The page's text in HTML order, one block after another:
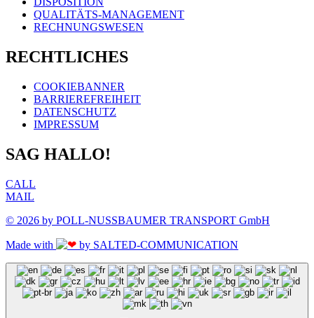
QUALITÄTS-MANAGEMENT
RECHNUNGSWESEN
RECHTLICHES
COOKIEBANNER
BARRIEREFREIHEIT
DATENSCHUTZ
IMPRESSUM
SAG HALLO!
CALL
MAIL
© 2026 by POLL-NUSSBAUMER TRANSPORT GmbH
Made with by SALTED-COMMUNICATION